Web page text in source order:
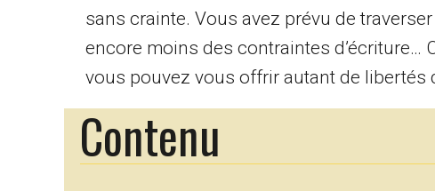
sans crainte. Vous avez prévu de
encore moins des contraintes d’écriture…
vous pouvez vous offrir autant de libertés
Contenu